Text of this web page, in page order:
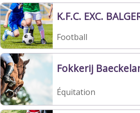
K.F.C. EXC.
Football
Fokkerij
Équitation